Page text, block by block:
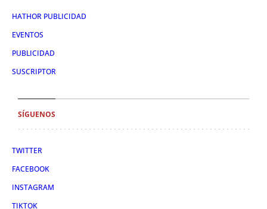
HATHOR PUBLICIDAD
EVENTOS
PUBLICIDAD
SUSCRIPTOR
SÍGUENOS
TWITTER
FACEBOOK
INSTAGRAM
TIKTOK